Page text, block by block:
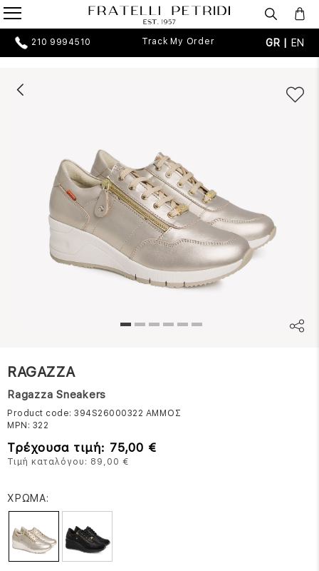
210 9994510 Track My Order GR | EN
RAGAZZA
Ragazza Sneakers
Product code: 394S26000322 ΑΜΜΟΣ
MPN: 322
Τρέχουσα τιμή: 75,00 €
Τιμή καταλόγου: 89,00 €
ΧΡΩΜΑ: